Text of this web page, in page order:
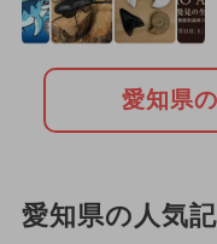
愛知県
愛知県の人気